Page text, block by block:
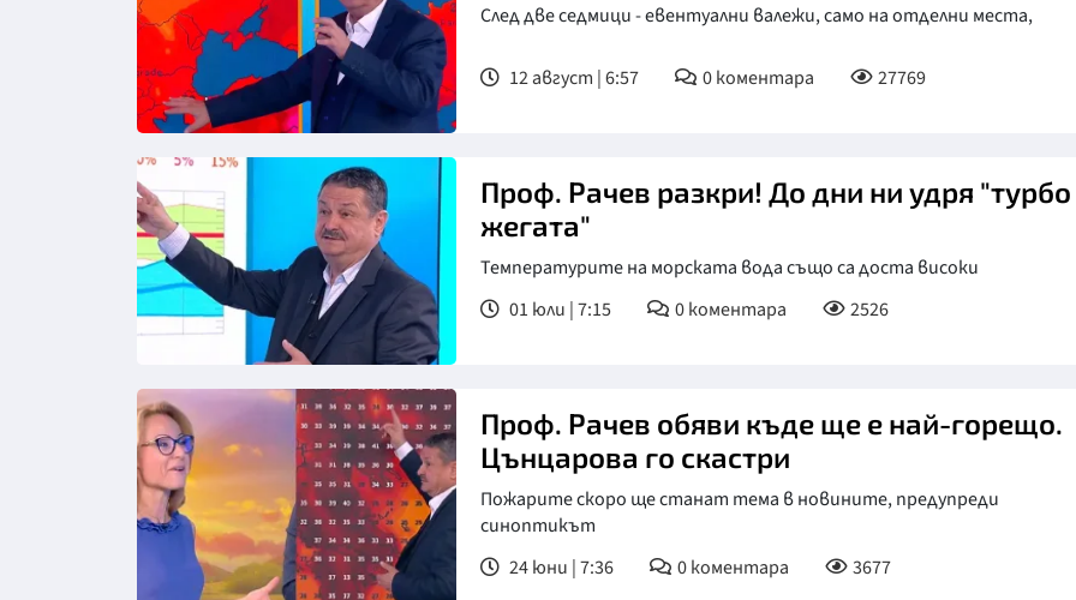
Снимка: бТВ
След две седмици - евентуални валежи, само на отделни места,
12 август | 6:57 0коментара 27769
Проф. Рачев разкри! До дни ни удря "турбо
жегата"
Температурите на морската вода също са доста високи
01 юли | 7:15
0коментара 2526
Проф. Рачев обяви къде ще е най-горещо.
Цънцарова го скастри
Пожарите скоро ще станат тема в новините, предупреди
синоптикът
24 юни | 7:36
0коментара 3677